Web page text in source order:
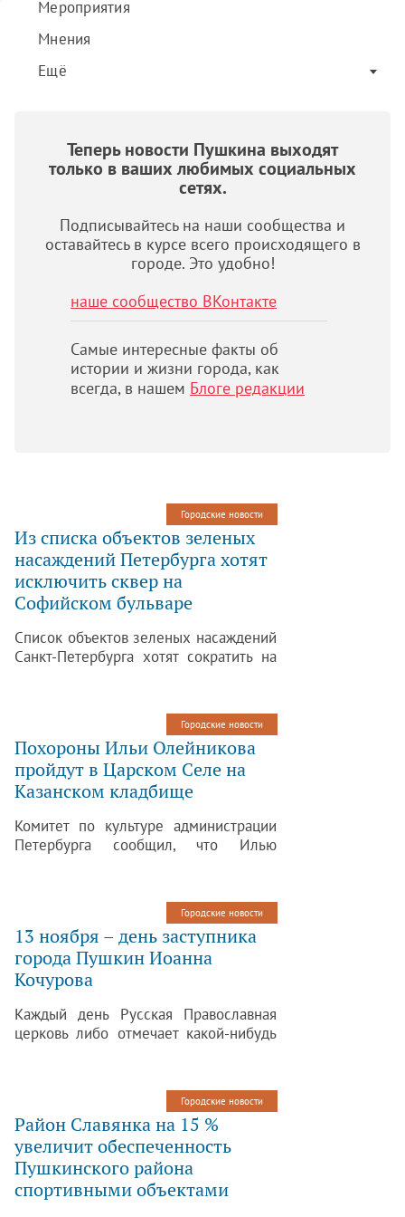
Мероприятия
Мнения
Ещё
Теперь новости Пушкина выходят
только в ваших любимых социальных
сетях.
Подписывайтесь на наши сообщества и
оставайтесь в курсе всего происходящего в
городе. Это удобно!
наше сообщество ВКонтакте
Самые интересные факты об
истории и жизни города, как
всегда, в нашем Блоге редакции
Городские новости
Из списка объектов зеленых
насаждений Петербурга хотят
исключить сквер на
Софийском бульваре
Список объектов зеленых насаждений
Санкт-Петербурга хотят сократить на
Приморском районе. Такое решение
приняли на заседании городской
рабочей группы, где обсуждалась
судьба скверов, а также обсуждались
корректировки в перечне зеленых
Городские новости
Похороны Ильи Олейникова
пройдут в Царском Селе на
Казанском кладбище
Комитет по культуре администрации
Петербурга сообщил, что Илью
Городские новости
13 ноября – день заступника
города Пушкин Иоанна
Кочурова
Каждый день Русская Православная
церковь либо отмечает какой-нибудь
относятся к Божией Матери и
Николаю Угоднику. Для жителей
Петербурга очень важны святые
Александр Невский и Николай
Чудотворец.
Городские новости
Район Славянка на 15 %
увеличит обеспеченность
Пушкинского района
спортивными объектами